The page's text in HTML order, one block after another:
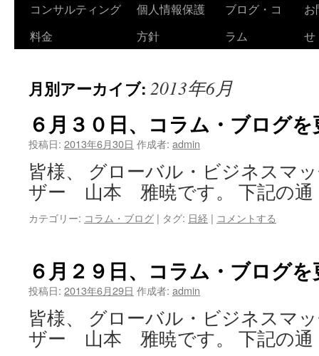
ン
キ
ッ
コンサルティング
料金
個人情報保護
方針
ブログ・コ
ラム
お
せ
月別アーカイブ: 2013年6月
６月３０日、コラム・ブログ
投稿日: 2013年6月30日 作成者: admin
皆様、 グローバル・ビジネスマ
ザー 山本 雅暁です。 下記の
カテゴリー: コラム・ブログ | タグ: 日経 | コメントする
６月２９日、コラム・ブログ
投稿日: 2013年6月29日 作成者: admin
皆様、 グローバル・ビジネスマ
ザー 山本 雅暁です。 下記の